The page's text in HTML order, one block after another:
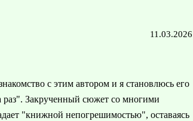
11.03.2026
с этим автором и я становлюсь его
раз". Закрученный сюжет со многими
"книжной непогрешимостью", оставаясь